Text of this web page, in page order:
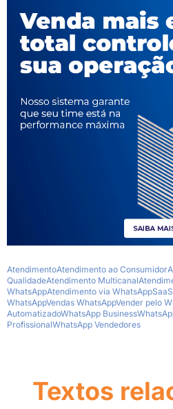
AtendimentoAtendimento ao Consumidor
QualidadeAtendimento Multicanal
WhatsAppAtendimento via WhatsAppSaaS
WhatsAppVendas WhatsAppVender pelo
AutomatizadoWhatsApp Business
ProfissionalWhatsApp Vendedores
Textos